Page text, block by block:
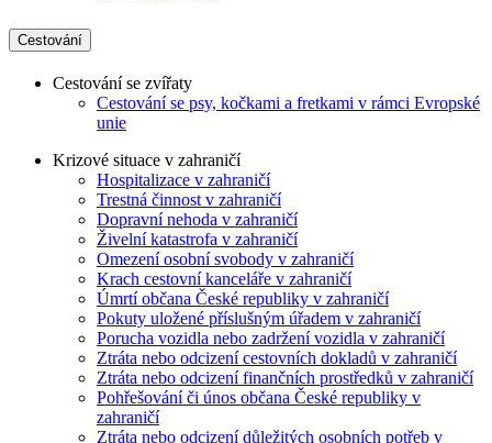
Cestování
Cestování se zvířaty
Cestování se psy, kočkami a fretkami v rámci Evropské
unie
Krizové situace v zahraničí
Hospitalizace v zahraničí
Trestná činnost v zahraničí
Dopravní nehoda v zahraničí
Živelní katastrofa v zahraničí
Omezení osobní svobody v zahraničí
Krach cestovní kanceláře v zahraničí
Úmrtí občana České republiky v zahraničí
Pokuty uložené příslušným úřadem v zahraničí
Porucha vozidla nebo zadržení vozidla v zahraničí
Ztráta nebo odcizení cestovních dokladů v zahraničí
Ztráta nebo odcizení finančních prostředků v zahraničí
Pohřešování či únos občana České republiky v
zahraničí
Ztráta nebo odcizení důležitých osobních potřeb v